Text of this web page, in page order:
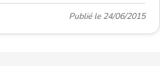
Publié le 24/06/2015